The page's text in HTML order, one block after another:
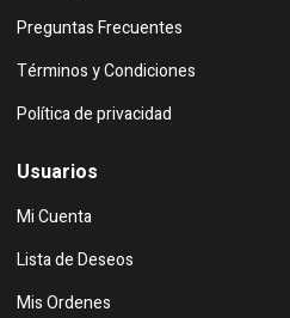
Preguntas Frecuentes
Términos y Condiciones
Política de privacidad
Usuarios
Mi Cuenta
Lista de Deseos
Mis Ordenes